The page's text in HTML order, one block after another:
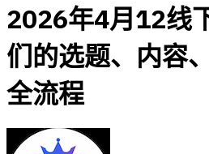
2026年4月12线
们的选题、内容
全流程